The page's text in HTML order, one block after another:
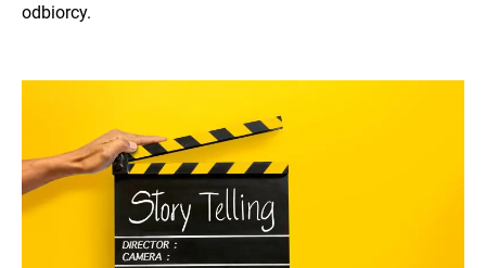
odbiorcy.